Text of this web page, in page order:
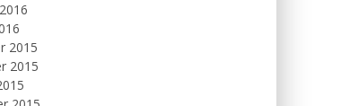
2015
2015